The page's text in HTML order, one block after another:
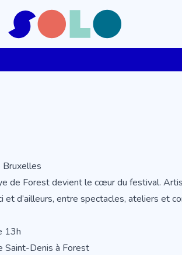
Bruxelles
de Forest devient le cœur du festival.
et d’ailleurs, entre spectacles, ateliers et
13h
Saint-Denis à Forest